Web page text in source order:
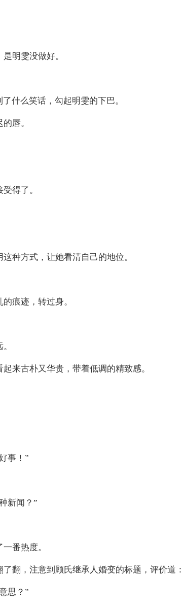
明雯没做好。
什么笑话，勾起明雯的下巴。
唇。
得了。
种方式，让她看清自己的地位。
痕迹，转过身。
来古朴又华贵，带着低调的精致感。
事！”
新闻？”
番热度。
翻，注意到顾氏继承人婚变的标题，评价道
思？”